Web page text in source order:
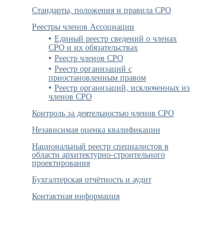
Стандарты, положения и правила СРО
Реестры членов Ассоциации
Единый реестр сведений о членах
СРО и их обязательствах
Реестр членов СРО
Реестр организаций с
приостановленным правом
Реестр организаций, исключенных из
членов СРО
Контроль за деятельностью членов СРО
Независимая оценка квалификации
Национальный реестр специалистов в
области архитектурно-строительного
проектирования
Бухгалтерская отчётность и аудит
Контактная информация